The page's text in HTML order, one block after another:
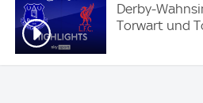
Derby-
Torwart und